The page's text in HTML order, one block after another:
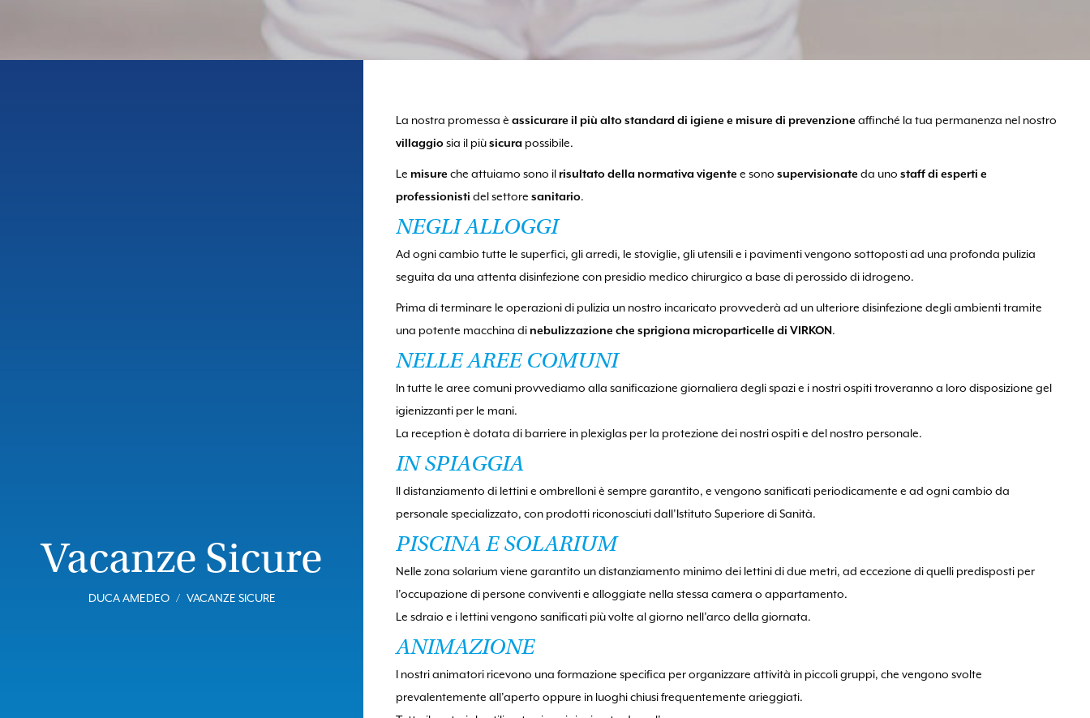
Vacanze Sicure
DUCA AMEDEO VACANZE SICURE
La nostra promessa è assicurare il più alto standard di igiene e misure di prevenzione affinché la tua permanenza nel nostro
villaggiosia il piùsicura possibile.
Le misure che attuiamo sono il risultato della normativa vigente e sono supervisionate da uno staff di esperti e
professionisti del settore sanitario.
NEGLI ALLOGGI
Ad ogni cambio tutte le superfici, gli arredi, le stoviglie, gli utensili e i pavimenti vengono sottoposti ad una profonda pulizia
seguita da una attenta disinfezione con presidio medico chirurgico a base di perossido di idrogeno.
Prima di terminare le operazioni di pulizia un nostro incaricato provvederà ad un ulteriore disinfezione degli ambienti tramite
una potente macchina di nebulizzazione che sprigiona microparticelle di VIRKON.
NELLE AREE COMUNI
In tutte le aree comuni provvediamo alla sanificazione giornaliera degli spazi e i nostri ospiti troveranno a loro disposizione gel
igienizzanti per le mani.
La reception è dotata di barriere in plexiglas per la protezione dei nostri ospiti e del nostro personale.
IN SPIAGGIA
Il distanziamento di lettini e ombrelloni è sempre garantito, e vengono sanificati periodicamente e ad ogni cambio da
personale specializzato, con prodotti riconosciuti dall’Istituto Superiore di Sanità.
PISCINA E SOLARIUM
Nelle zona solarium viene garantito un distanziamento minimo dei lettini di due metri, ad eccezione di quelli predisposti per
l’occupazione di persone conviventi e alloggiate nella stessa camera o appartamento.
Le sdraio e i lettini vengono sanificati più volte al giorno nell’arco della giornata.
ANIMAZIONE
I nostri animatori ricevono una formazione specifica per organizzare attività in piccoli gruppi, che vengono svolte
prevalentemente all’aperto oppure in luoghi chiusi frequentemente arieggiati.